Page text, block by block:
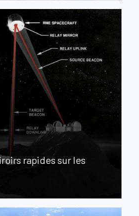
rapides sur les